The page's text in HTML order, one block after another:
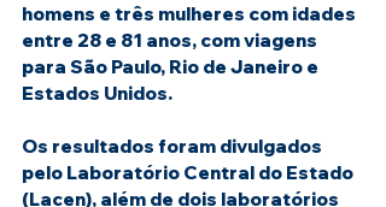
homens e três mulheres com idades
entre 28 e 81 anos, com viagens
para São Paulo, Rio de Janeiro e
Estados Unidos.
Os resultados foram divulgados
pelo Laboratório Central do Estado
(Lacen), além de dois laboratórios